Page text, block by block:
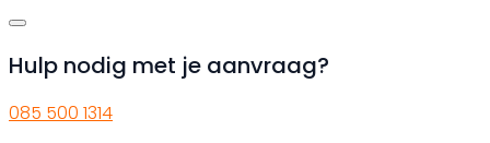
Hulp nodig met je aanvraag?
085 500 1314